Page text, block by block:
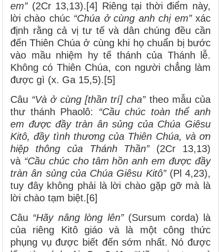
em”(2Cr 13,13).[4] Riêng tại thời điểm này,
lời chào chúc “Chúa ở cùng anh chị em”xác
định rằng cả vị tư tế và dân chúng đều cần
đến Thiên Chúa ở cùng khi họ chuẩn bị bước
vào mầu nhiệm hy tế thánh của Thánh lễ.
Không có Thiên Chúa, con người chẳng làm
được gì (x. Ga 15,5).[5]
Câu “Và ở cùng [thần trí] cha”theo mẫu của
thư thánh Phaolô: “Cầu chúc toàn thể anh
em được đầy tràn ân sủng của Chúa Giêsu
Kitô, đầy tình thương của Thiên Chúa, và ơn
hiệp thông của Thánh Thần” (2Cr 13,13)
và “Cầu chúc cho tâm hồn anh em được đầy
tràn ân sủng của Chúa Giêsu Kitô” (Pl 4,23),
tuy đây không phải là lời chào gặp gỡ mà là
lời chào tạm biệt.[6]
Câu “Hãy nâng lòng lên”(Sursum corda) là
của riêng Kitô giáo và là một công thức
phụng vụ được biết đến sớm nhất. Nó được